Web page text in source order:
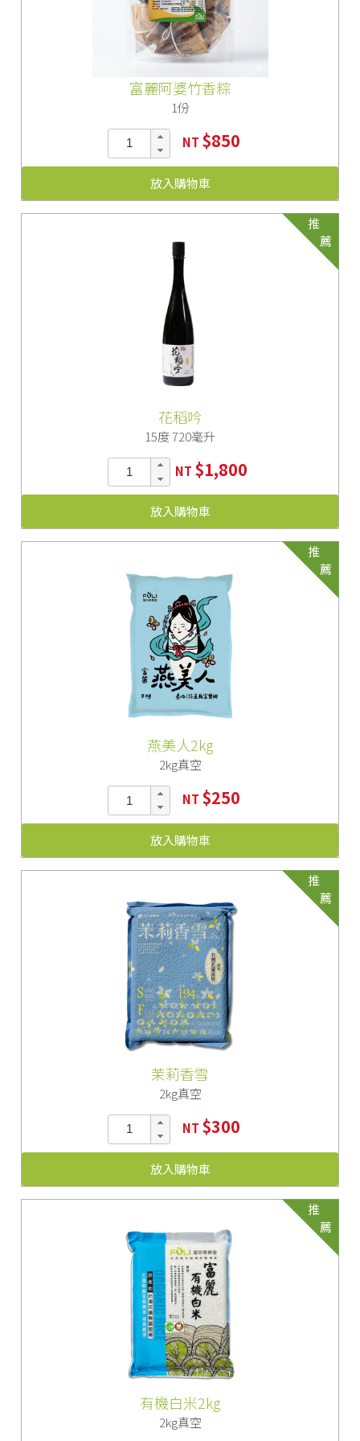
富麗阿婆竹香粽
1份
NT $850
放入購物車
推
薦
花稻吟
15度 720毫升
NT $1,800
放入購物車
推
薦
燕美人2kg
2kg真空
NT $250
放入購物車
推
薦
茉莉香雪
2kg真空
NT $300
放入購物車
推
薦
有機白米2kg
2kg真空